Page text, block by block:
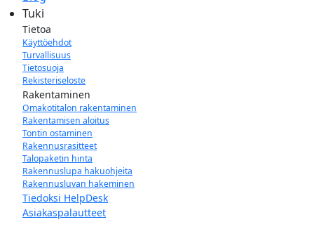
Tuki
Tietoa
Käyttöehdot
Turvallisuus
Tietosuoja
Rekisteriseloste
Rakentaminen
Omakotitalon rakentaminen
Rakentamisen aloitus
Tontin ostaminen
Rakennusrasitteet
Talopaketin hinta
Rakennuslupa hakuohjeita
Rakennusluvan hakeminen
Tiedoksi HelpDesk
Asiakaspalautteet